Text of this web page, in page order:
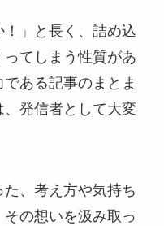
」と長く、詰め込
てしまう性質があ
ある記事のまとま
、発信者として大変
、考え方や気持ち
の想いを汲み取っ